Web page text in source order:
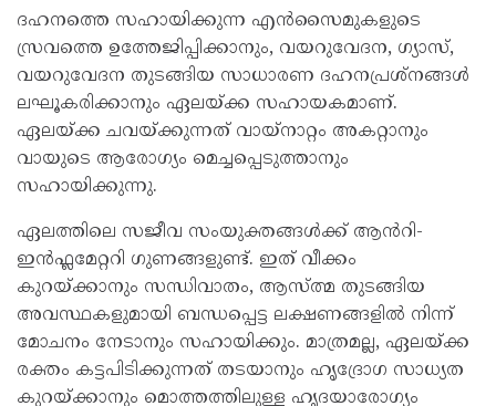
ദഹനത്തെ സഹായിക്കുന്ന എൻസൈമുകളുടെ
സ്രവത്തെ ഉത്തേജിപ്പിക്കാനും, വയറുവേദന, ഗ്യാസ്,
വയറുവേദന തുടങ്ങിയ സാധാരണ ദഹനപ്രശ്നങ്ങൾ
ലഘൂകരിക്കാനും ഏലയ്ക്ക സഹായകമാണ്.
ഏലയ്ക്ക ചവയ്ക്കുന്നത് വായ്നാറ്റം അകറ്റാനും
വായുടെ ആരോഗ്യം മെച്ചപ്പെടുത്താനും
സഹായിക്കുന്നു.
ഏലത്തിലെ സജീവ സംയുക്തങ്ങൾക്ക് ആൻറി-
ഇൻഫ്ലമേറ്ററി ഗുണങ്ങളുണ്ട്. ഇത് വീക്കം
കുറയ്ക്കാനും സന്ധിവാതം, ആസ്ത്മ തുടങ്ങിയ
അവസ്ഥകളുമായി ബന്ധപ്പെട്ട ലക്ഷണങ്ങളിൽ നിന്ന്
മോചനം നേടാനും സഹായിക്കും. മാത്രമല്ല, ഏലയ്ക്ക
രക്തം കട്ടപിടിക്കുന്നത് തടയാനും ഹൃദ്രോഗ സാധ്യത
കുറയ്ക്കാനും മൊത്തത്തിലുള്ള ഹൃദയാരോഗ്യം